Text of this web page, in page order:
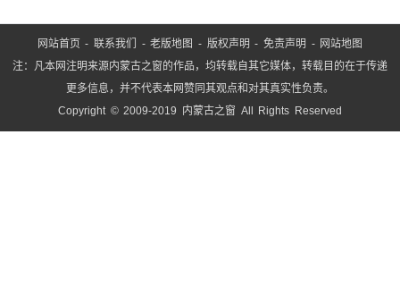
网站首页 - 联系我们 -老版地图 - 版权声明 -免责声明 - 网站地图
注：凡本网注明来源内蒙古之窗的作品，均转载自其它媒体，转载目的在于传递
更多信息，并不代表本网赞同其观点和对其真实性负责。
Copyright © 2009-2019 内蒙古之窗 All Rights Reserved